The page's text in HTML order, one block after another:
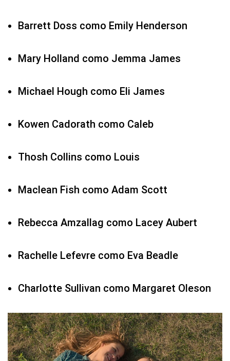
Barrett Doss como Emily Henderson
Mary Holland como Jemma James
Michael Hough como Eli James
Kowen Cadorath como Caleb
Thosh Collins como Louis
Maclean Fish como Adam Scott
Rebecca Amzallag como Lacey Aubert
Rachelle Lefevre como Eva Beadle
Charlotte Sullivan como Margaret Oleson